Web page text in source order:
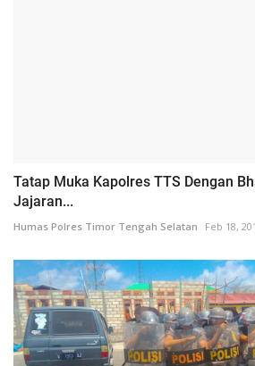
Tatap Muka Kapolres TTS Dengan
Jajaran...
Humas Polres Timor Tengah Selatan Feb 18,